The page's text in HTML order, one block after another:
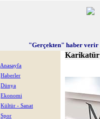
"Gerçekten" haber verir
Anasayfa
Haberler
Dünya
Ekonomi
Kültür - Sanat
Spor
Karikatür